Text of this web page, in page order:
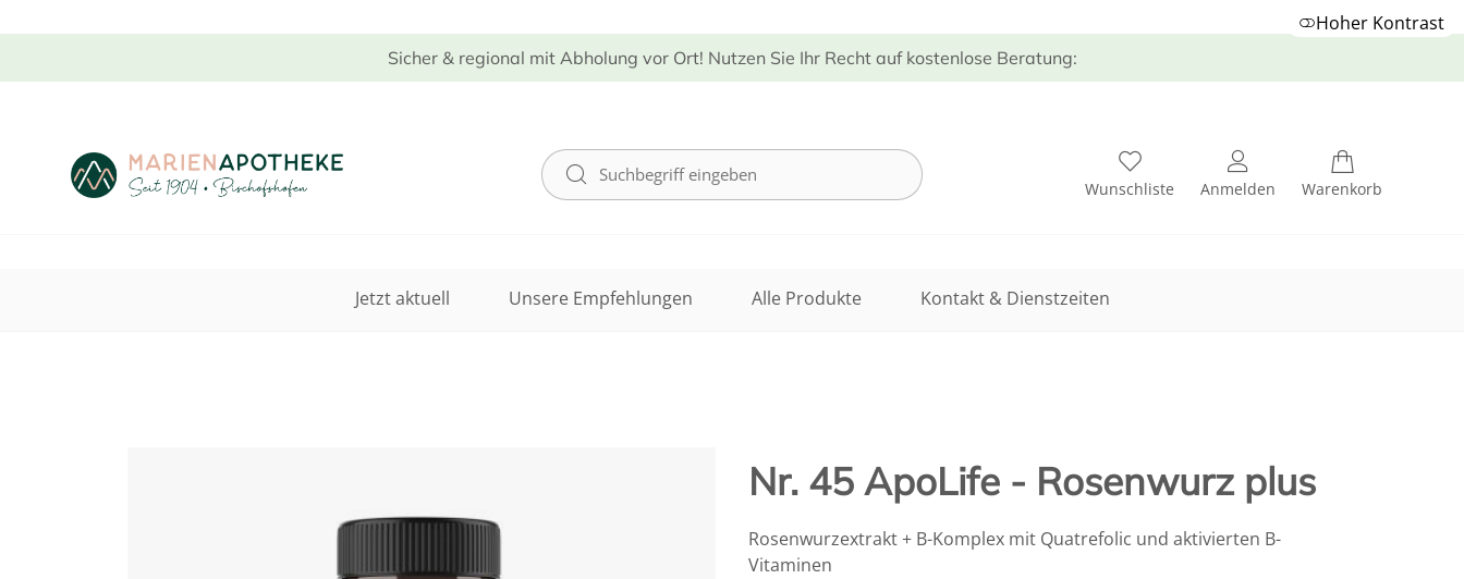
Sicher & regional mit Abholung vor Ort! Nutzen Sie Ihr Recht auf kostenlose Beratung:
Hoher Kontrast
Wunschliste Anmelden Warenkorb
Jetzt aktuell Unsere Empfehlungen Alle Produkte Kontakt & Dienstzeiten
Nr. 45 ApoLife - Rosenwurz plus
Rosenwurzextrakt + B-Komplex mit Quatrefolic und aktivierten B-
Vitaminen